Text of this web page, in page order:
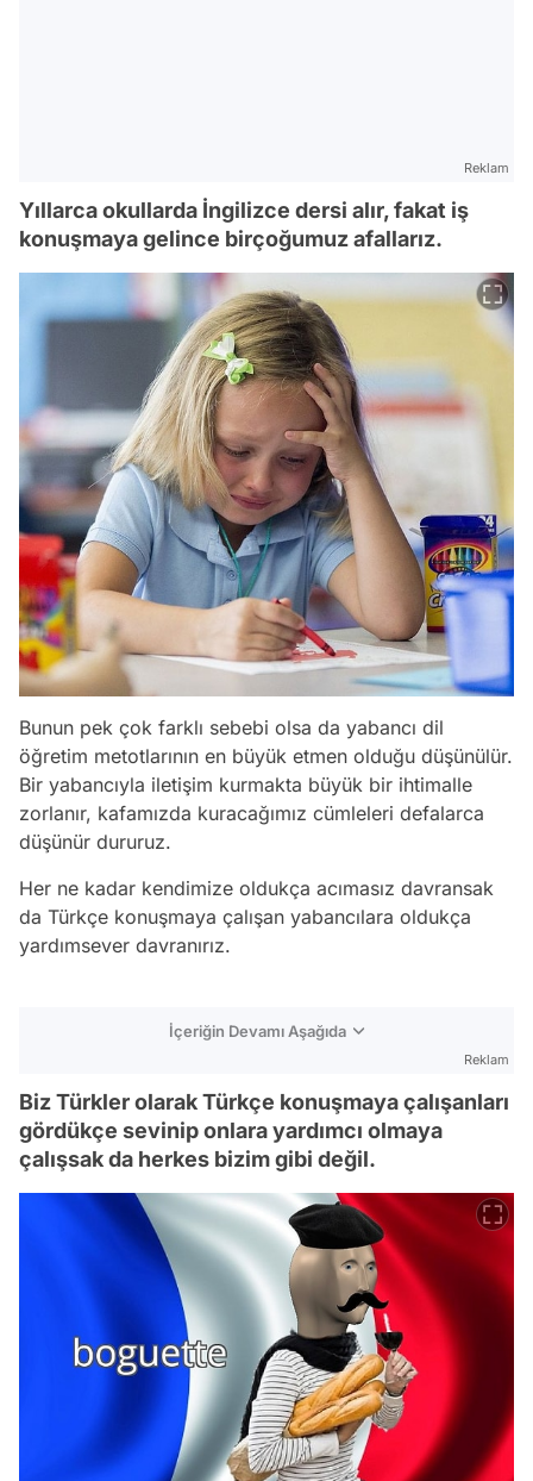
Reklam
Yıllarca okullarda İngilizce dersi alır, fakat iş
konuşmaya gelince birçoğumuz afallarız.
Bunun pek çok farklı sebebi olsa da yabancı dil
öğretim metotlarının en büyük etmen olduğu düşünülür.
Bir yabancıyla iletişim kurmakta büyük bir ihtimalle
zorlanır, kafamızda kuracağımız cümleleri defalarca
düşünür dururuz.
Her ne kadar kendimize oldukça acımasız davransak
da Türkçe konuşmaya çalışan yabancılara oldukça
yardımsever davranırız.
İçeriğin Devamı Aşağıda
Reklam
Biz Türkler olarak Türkçe konuşmaya çalışanları
gördükçe sevinip onlara yardımcı olmaya
çalışsak da herkes bizim gibi değil.